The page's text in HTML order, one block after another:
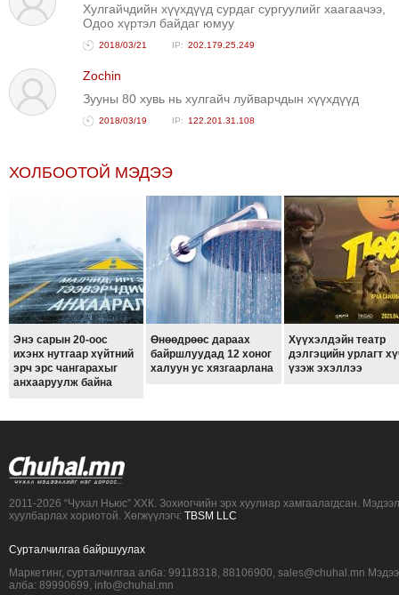
Хулгайчдийн хүүхдүүд сурдаг сургуулийг хаагаачээ,
Одоо хүртэл байдаг юмуу
2018/03/21 202.179.25.249
Zochin
Зууны 80 хувь нь хулгайч луйварчдын хүүхдүүд
2018/03/19 122.201.31.108
ХОЛБООТОЙ МЭДЭЭ
Энэ сарын 20-оос
ихэнх нутгаар хүйтний
эрч эрс чангарахыг
анхааруулж байна
Өнөөдрөөс дараах
байршлуудад 12 хоног
халуун ус хязгаарлана
Хүүхэлдэйн театр
дэлгэцийн урлагт
үзэж эхэллээ
2011-2026 “Чухал Ньюс” ХХК. Зохиогчийн эрх хуулиар хамгаалагдсан.
хуулбарлах хориотой. Хөгжүүлэгч: TBSM LLC
Сурталчилгаа байршуулах
Маркетинг, сурталчилгаа алба: 99118318, 88106900, sales@chuhal.mn
алба: 89990699, info@chuhal.mn